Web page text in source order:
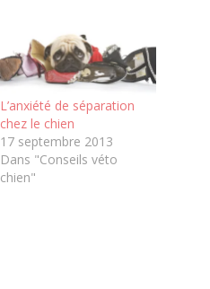
L’anxiété de séparation
chez le chien
17 septembre 2013
Dans "Conseils véto
chien"